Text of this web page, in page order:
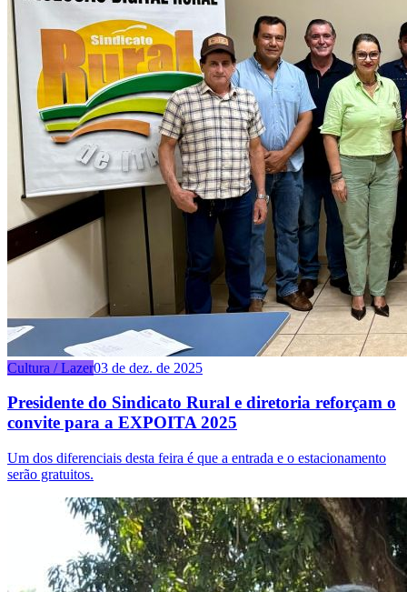
Cultura / Lazer03 de dez. de 2025
Presidente do Sindicato Rural e diretoria reforçam o
convite para a EXPOITA 2025
Um dos diferenciais desta feira é que a entrada e o estacionamento
serão gratuitos.